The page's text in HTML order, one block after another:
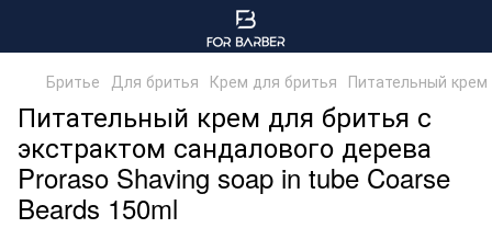
Бритье Для бритья Крем для бритья Питательный
Питательный крем для бритья с
экстрактом сандалового дерева
Proraso Shaving soap in tube Coarse
Beards 150ml